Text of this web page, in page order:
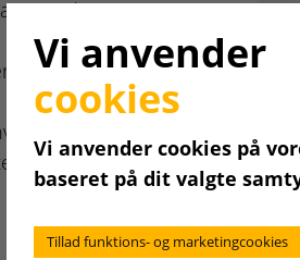
rundt i
i
opstår
eller
Vi anvender
cookies
Vi anvender cookies på
baseret på dit valgte
Tillad funktions- og marketingcookies